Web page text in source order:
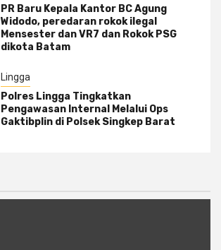
PR Baru Kepala Kantor BC Agung
Widodo, peredaran rokok ilegal
Mensester dan VR7 dan Rokok PSG
dikota Batam
Lingga
Polres Lingga Tingkatkan
Pengawasan Internal Melalui Ops
Gaktibplin di Polsek Singkep Barat